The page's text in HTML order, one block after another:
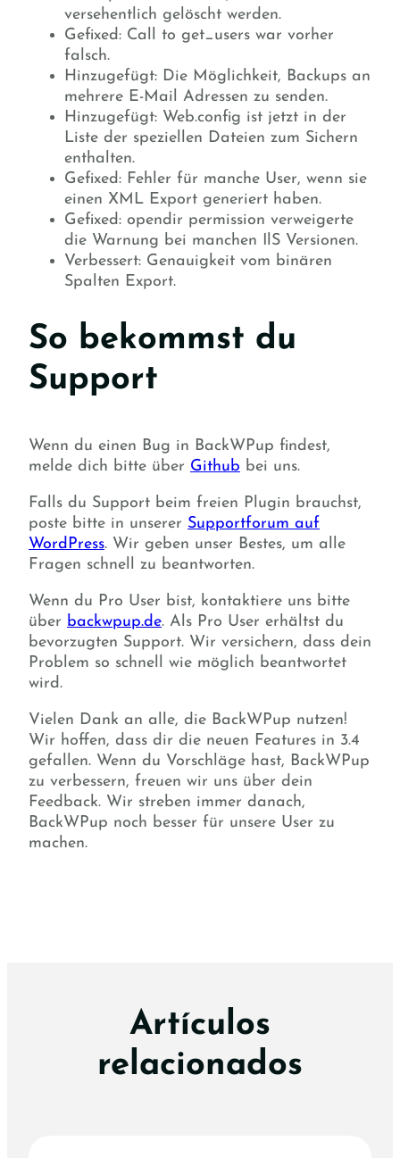
versehentlich gelöscht werden.
Gefixed: Call to get_users war vorher
falsch.
Hinzugefügt: Die Möglichkeit, Backups an
mehrere E-Mail Adressen zu senden.
Hinzugefügt: Web.config ist jetzt in der
Liste der speziellen Dateien zum Sichern
enthalten.
Gefixed: Fehler für manche User, wenn sie
einen XML Export generiert haben.
Gefixed: opendir permission verweigerte
die Warnung bei manchen IlS Versionen.
Verbessert: Genauigkeit vom binären
Spalten Export.
So bekommst du
Support
Wenn du einen Bug in BackWPup findest,
melde dich bitte über Github bei uns.
Falls du Support beim freien Plugin brauchst,
poste bitte in unserer Supportforum auf
WordPress. Wir geben unser Bestes, um alle
Fragen schnell zu beantworten.
Wenn du Pro User bist, kontaktiere uns bitte
über backwpup.de. Als Pro User erhältst du
bevorzugten Support. Wir versichern, dass dein
Problem so schnell wie möglich beantwortet
wird.
Vielen Dank an alle, die BackWPup nutzen!
Wir hoffen, dass dir die neuen Features in 3.4
gefallen. Wenn du Vorschläge hast, BackWPup
zu verbessern, freuen wir uns über dein
Feedback. Wir streben immer danach,
BackWPup noch besser für unsere User zu
machen.
Artículos
relacionados